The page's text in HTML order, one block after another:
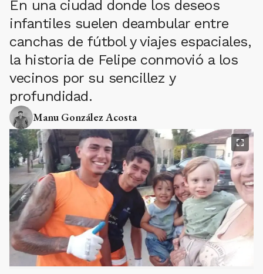
En una ciudad donde los deseos
infantiles suelen deambular entre
canchas de fútbol y viajes espaciales,
la historia de Felipe conmovió a los
vecinos por su sencillez y
profundidad.
Manu González Acosta